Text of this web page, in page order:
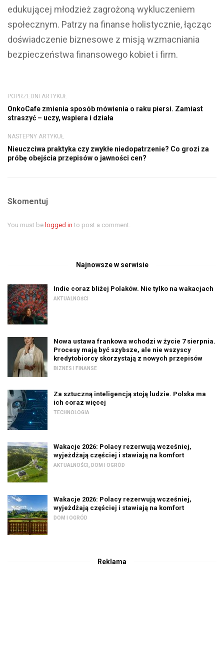
edukującej młodzież zagrożoną wykluczeniem
społecznym. Patrzy na finanse holistycznie, łącząc
doświadczenie biznesowe z misją wzmacniania
bezpieczeństwa finansowego kobiet i firm.
POPRZEDNI ARTYKUŁ
OnkoCafe zmienia sposób mówienia o raku piersi. Zamiast
straszyć – uczy, wspiera i działa
NASTEPNY ARTYKUŁ
Nieuczciwa praktyka czy zwykłe niedopatrzenie? Co grozi za
próbę obejścia przepisów o jawności cen?
Skomentuj
You must be logged in to post a comment.
Najnowsze w serwisie
Indie coraz bliżej Polaków. Nie tylko na wakacjach
AKTUALNOŚCI
Nowa ustawa frankowa wchodzi w życie 7 sierpnia.
Procesy mają być szybsze, ale nie wszyscy
kredytobiorcy skorzystają z nowych przepisów
BIZNES I FINANSE
Za sztuczną inteligencją stoją ludzie. Polska ma
ich coraz więcej
TECHNOLOGIA
Wakacje 2026: Polacy rezerwują wcześniej,
wyjeżdżają częściej i stawiają na komfort
AKTUALNOŚCI DOM I OGRÓD
Wakacje 2026: Polacy rezerwują wcześniej,
wyjeżdżają częściej i stawiają na komfort
DOM I OGRÓD
Reklama